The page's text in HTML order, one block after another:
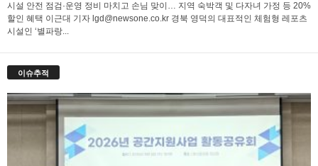
시설 안전 점검·운영 정비 마치고 손님 맞이… 지역 숙박객 및 다자녀 가정 등 20%
할인 혜택 이근대 기자 lgd@newsone.co.kr 경북 영덕의 대표적인 체험형 레포츠
시설인 ‘별파랑...
이슈추적